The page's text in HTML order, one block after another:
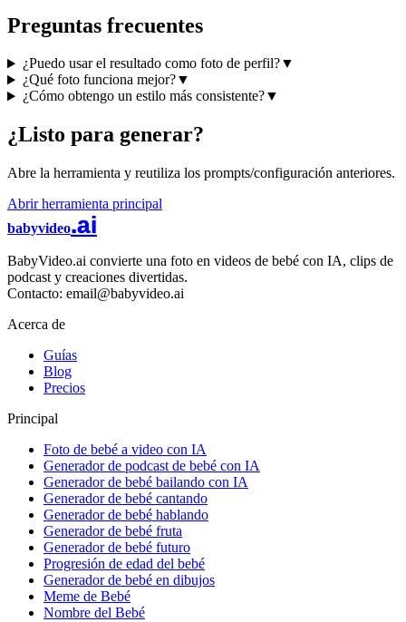
Preguntas frecuentes
¿Puedo usar el resultado como foto de perfil?▼
¿Qué foto funciona mejor?▼
¿Cómo obtengo un estilo más consistente?▼
¿Listo para generar?
Abre la herramienta y reutiliza los prompts/configuración anteriores.
Abrir herramienta principal
babyvideo.ai
BabyVideo.ai convierte una foto en videos de bebé con IA, clips de
podcast y creaciones divertidas.
Contacto: email@babyvideo.ai
Acerca de
Guías
Blog
Precios
Principal
Foto de bebé a video con IA
Generador de podcast de bebé con IA
Generador de bebé bailando con IA
Generador de bebé cantando
Generador de bebé hablando
Generador de bebé fruta
Generador de bebé futuro
Progresión de edad del bebé
Generador de bebé en dibujos
Meme de Bebé
Nombre del Bebé